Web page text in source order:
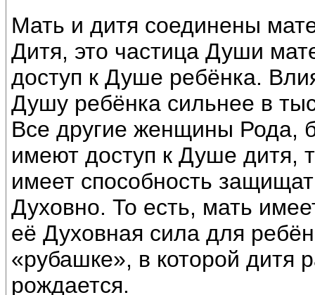
Мать и дитя соединены
Дитя, это частица Души
доступ к Душе ребёнка.
Душу ребёнка сильнее в
Все другие женщины Рода,
имеют доступ к Душе дитя,
имеет способность
Духовно. То есть, мать
её Духовная сила для
«рубашке», в которой дитя
рождается.